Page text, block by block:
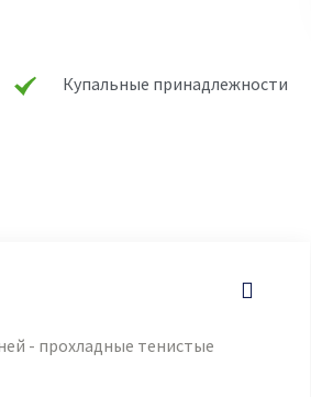
Купальные принадлежности
- прохладные тенистые